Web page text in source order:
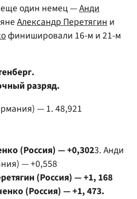
один немец —Анди
Александр Перетягини
финишировали 16-м и 21-м
разряд.
— 1. 48,921
(Россия) — +0,3023. Анди
— +0,558
(Россия) — +1, 168
(Россия) — +1, 473.